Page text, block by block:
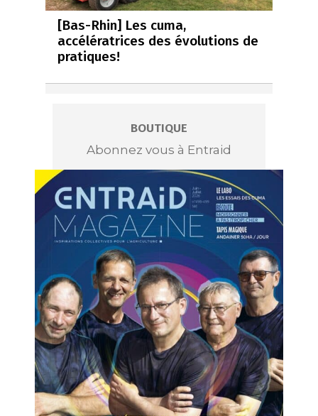
[Bas-Rhin] Les cuma,
accélératrices des évolutions de
pratiques!
BOUTIQUE
Abonnez vous à Entraid